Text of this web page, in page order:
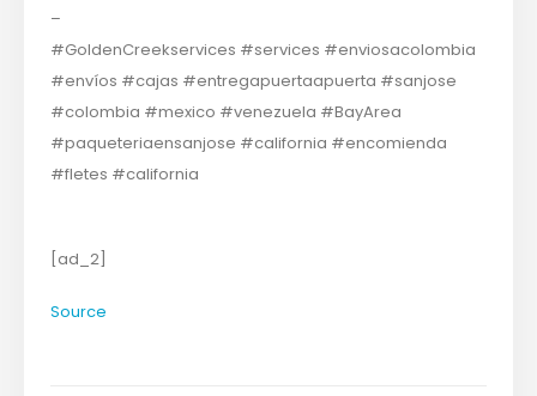
–
#GoldenCreekservices #services #enviosacolombia
#envíos #cajas #entregapuertaapuerta #sanjose
#colombia #mexico #venezuela #BayArea
#paqueteriaensanjose #california #encomienda
#fletes #california
[ad_2]
Source